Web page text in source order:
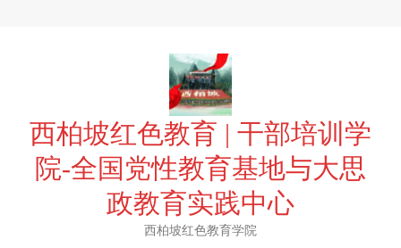
西柏坡红色教育 | 干部培训学
院-全国党性教育基地与大思
政教育实践中心
西柏坡红色教育学院